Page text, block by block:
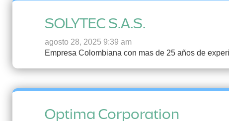
SOLYTEC S.A.S.
agosto 28, 2025 9:39 am
Empresa Colombiana con mas de 25 años de
Optima Corporation